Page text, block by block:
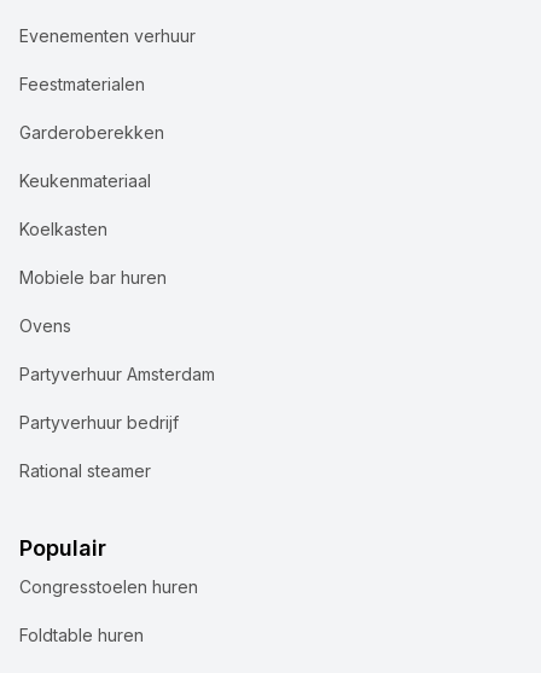
Evenementen verhuur
Feestmaterialen
Garderoberekken
Keukenmateriaal
Koelkasten
Mobiele bar huren
Ovens
Partyverhuur Amsterdam
Partyverhuur bedrijf
Rational steamer
Populair
Congresstoelen huren
Foldtable huren